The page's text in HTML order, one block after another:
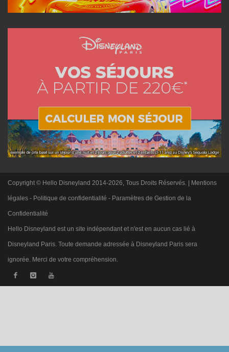
Copyright © Hello Disneyland 2014-2026, Tous Droits Réservés. | Mentions
légales - Politique de confidentialité - Paramètres de Gestion de la
Confidentialité
Hello Disneyland est un site indépendant et n'est en aucun cas lié à
Disneyland Paris. Toute demande adressée à Disneyland Paris sera
ignorée. Merci de votre compréhension.